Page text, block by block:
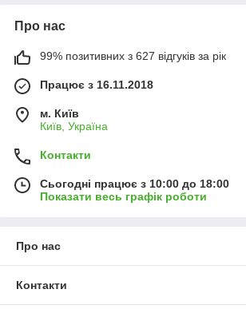
Про нас
99% позитивних з 627 відгуків за рік
Працює з 16.11.2018
м. Київ
Київ, Україна
Контакти
Сьогодні працює з 10:00 до 18:00
Показати весь графік роботи
Про нас
Контакти